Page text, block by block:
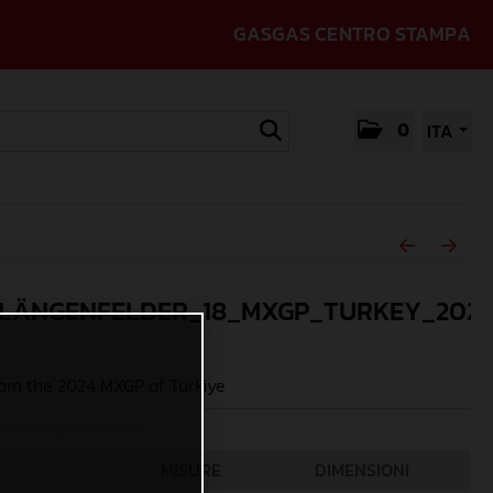
GASGAS CENTRO STAMPA
0 ITA
the 2024 MXGP of Türkiye